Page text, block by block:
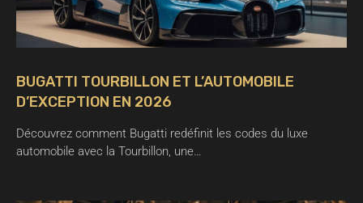
BUGATTI TOURBILLON ET L’AUTOMOBILE
D’EXCEPTION EN 2026
Découvrez comment Bugatti redéfinit les codes du luxe
automobile avec la Tourbillon, une…